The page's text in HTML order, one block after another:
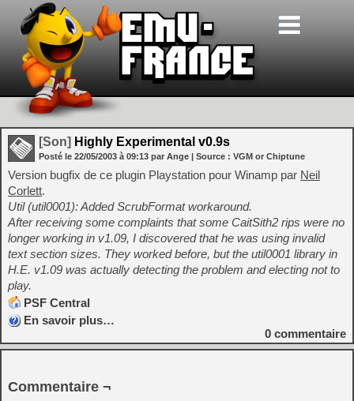
[Son] Highly Experimental v0.9s
Posté le 22/05/2003 à 09:13 par Ange | Source : VGM or Chiptune
Version bugfix de ce plugin Playstation pour Winamp par Neil
Corlett.
Util (util0001): Added ScrubFormat workaround.
After receiving some complaints that some CaitSith2 rips were no
longer working in v1.09, I discovered that he was using invalid
text section sizes. They worked before, but the util0001 library in
H.E. v1.09 was actually detecting the problem and electing not to
play.
PSF Central
En savoir plus…
0 commentaire
Commentaire ¬